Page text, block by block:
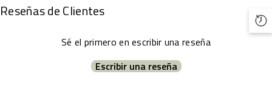
Reseñas de Clientes
Sé el primero en escribir una reseña
Escribir una reseña